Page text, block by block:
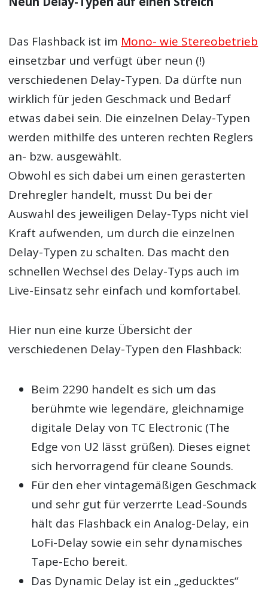
Das Flashback ist im Mono- wie Stereobetrieb
einsetzbar und verfügt über neun (!)
verschiedenen Delay-Typen. Da dürfte nun
wirklich für jeden Geschmack und Bedarf
etwas dabei sein. Die einzelnen Delay-Typen
werden mithilfe des unteren rechten Reglers
an- bzw. ausgewählt.
Obwohl es sich dabei um einen gerasterten
Drehregler handelt, musst Du bei der
Auswahl des jeweiligen Delay-Typs nicht viel
Kraft aufwenden, um durch die einzelnen
Delay-Typen zu schalten. Das macht den
schnellen Wechsel des Delay-Typs auch im
Live-Einsatz sehr einfach und komfortabel.
Hier nun eine kurze Übersicht der
verschiedenen Delay-Typen den Flashback:
Beim 2290 handelt es sich um das
berühmte wie legendäre, gleichnamige
digitale Delay von TC Electronic (The
Edge von U2 lässt grüßen). Dieses eignet
sich hervorragend für cleane Sounds.
Für den eher vintagemäßigen Geschmack
und sehr gut für verzerrte Lead-Sounds
hält das Flashback ein Analog-Delay, ein
LoFi-Delay sowie ein sehr dynamisches
Tape-Echo bereit.
Das Dynamic Delay ist ein „geducktes“